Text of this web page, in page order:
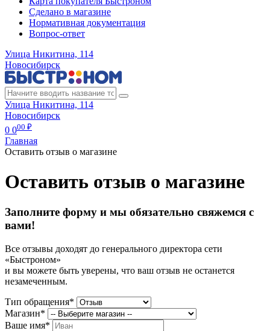
Сделано в магазине
Нормативная документация
Вопрос-ответ
Улица Никитина, 114
Новосибирск
Улица Никитина, 114
Новосибирск
0 000 ₽
Главная
Оставить отзыв о магазине
Оставить отзыв о магазине
Заполните форму и мы обязательно свяжемся с
вами!
Все отзывы доходят до генерального директора сети
«Быстроном»
и вы можете быть уверены, что ваш отзыв не останется
незамеченным.
Тип обращения*
Магазин*
Ваше имя*